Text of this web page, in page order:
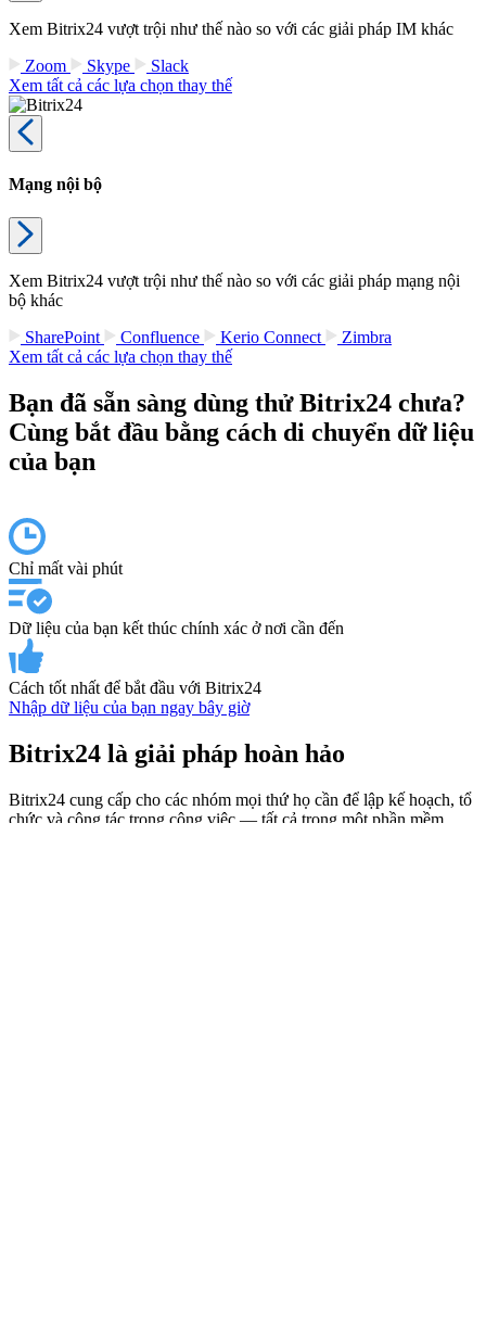
Xem Bitrix24 vượt trội như thế nào so với các giải pháp IM khác
Zoom
Skype
Slack
Xem tất cả các lựa chọn thay thế
Mạng nội bộ
Xem Bitrix24 vượt trội như thế nào so với các giải pháp mạng nội
bộ khác
SharePoint
Confluence Kerio Connect
Zimbra
Xem tất cả các lựa chọn thay thế
Bạn đã sẵn sàng dùng thử Bitrix24 chưa?
Cùng bắt đầu bằng cách di chuyển dữ liệu
của bạn
Chỉ mất vài phút
Dữ liệu của bạn kết thúc chính xác ở nơi cần đến
Cách tốt nhất để bắt đầu với Bitrix24
Nhập dữ liệu của bạn ngay bây giờ
Bitrix24 là giải pháp hoàn hảo
Bitrix24 cung cấp cho các nhóm mọi thứ họ cần để lập kế hoạch, tổ
chức và cộng tác trong công việc — tất cả trong một phần mềm.